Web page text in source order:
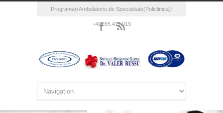
Programari Ambulatoriu de Specialitate(Policlinica):
+40265.411.919